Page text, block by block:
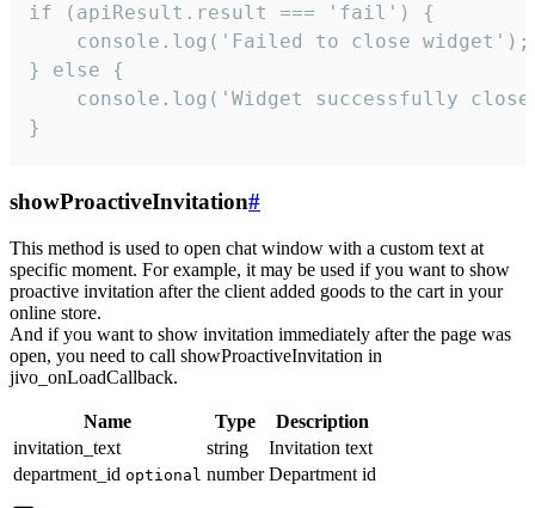
if (apiResult.result === 'fail') {
    console.log('Failed to close widget');
} else {
console.log('Widget successfully
}
showProactiveInvitation#
This method is used to open chat window with a custom text at
specific moment. For example, it may be used if you want to show
proactive invitation after the client added goods to the cart in your
online store.
And if you want to show invitation immediately after the page was
open, you need to call showProactiveInvitation in
jivo_onLoadCallback.
Name Type
Description
invitation_text
string
Invitation text
department_id optional number Department id